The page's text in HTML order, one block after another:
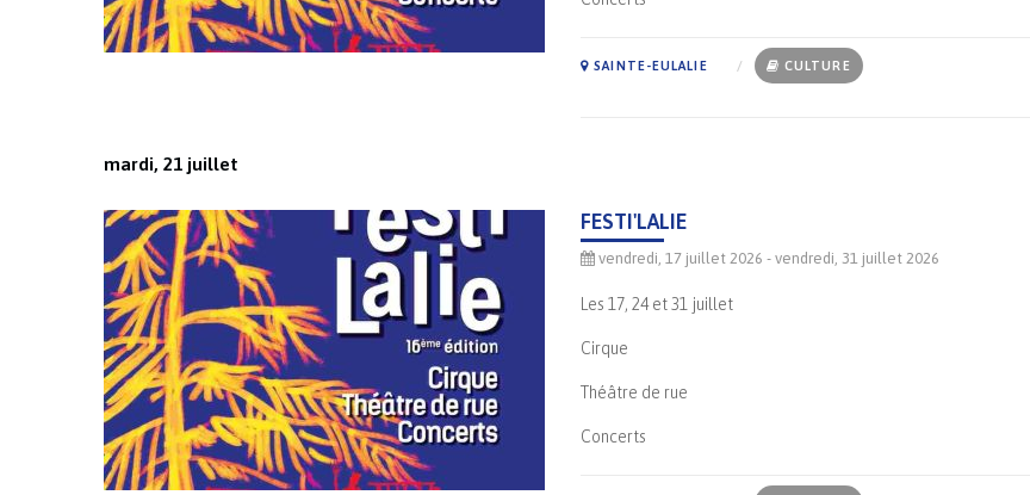
SAINTE-EULALIE
CULTURE
mardi, 21 juillet
FESTI'LALIE
vendredi, 17 juillet 2026 - vendredi, 31 juillet 2026
Les 17, 24 et 31 juillet
Cirque
Théâtre de rue
Concerts